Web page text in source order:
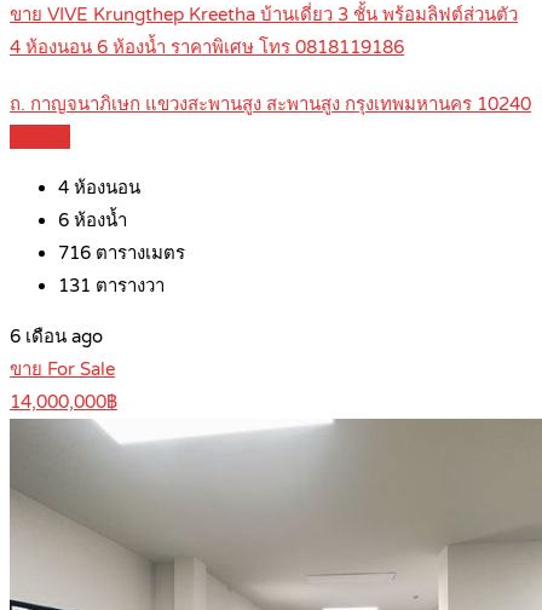
ขาย VIVE Krungthep Kreetha บ้านเดี่ยว 3 ชั้น พร้อมลิฟต์ส่วนตัว
4 ห้องนอน 6 ห้องน้ำ ราคาพิเศษ โทร 0818119186
ถ. กาญจนาภิเษก แขวงสะพานสูง สะพานสูง กรุงเทพมหานคร 10240
4 ห้องนอน
6 ห้องน้ำ
716 ตารางเมตร
131 ตารางวา
6 เดือน ago
ขาย For Sale
14,000,000฿